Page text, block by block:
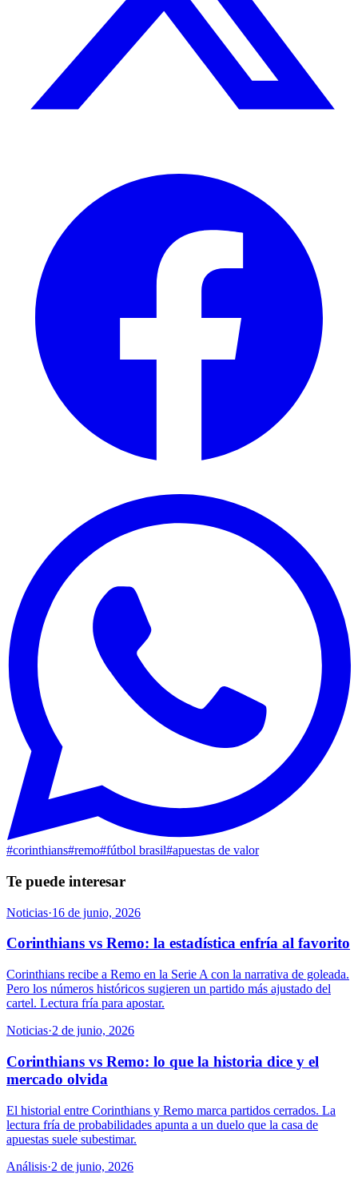
#corinthians#remo#fútbol brasil#apuestas de valor
Te puede interesar
Noticias·16 de junio, 2026
Corinthians vs Remo: la estadística enfría al favorito
Corinthians recibe a Remo en la Serie A con la narrativa de goleada.
Pero los números históricos sugieren un partido más ajustado del
cartel. Lectura fría para apostar.
Noticias·2 de junio, 2026
Corinthians vs Remo: lo que la historia dice y el
mercado olvida
El historial entre Corinthians y Remo marca partidos cerrados. La
lectura fría de probabilidades apunta a un duelo que la casa de
apuestas suele subestimar.
Análisis·2 de junio, 2026